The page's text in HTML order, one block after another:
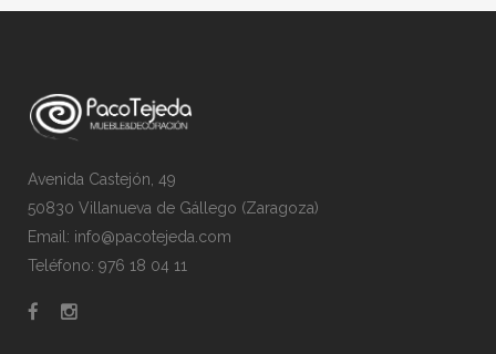
Avenida Castejón, 49
50830 Villanueva de Gállego (Zaragoza)
Email: info@pacotejeda.com
Teléfono: 976 18 04 11